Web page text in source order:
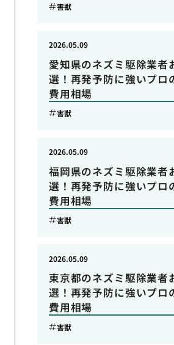
害獣
愛知県のネズミ駆除業者
選！再発予防に強いプロ
費用相場
2026.05.09
害獣
福岡県のネズミ駆除業者
選！再発予防に強いプロ
費用相場
2026.05.09
害獣
東京都のネズミ駆除業者
選！再発予防に強いプロ
費用相場
2026.05.09
害獣